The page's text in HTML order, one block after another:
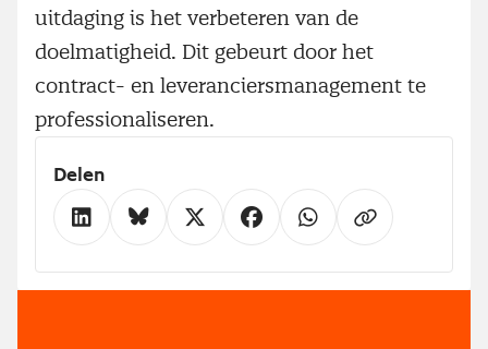
uitdaging is het verbeteren van de
doelmatigheid. Dit gebeurt door het
contract- en leveranciersmanagement te
professionaliseren.
Delen